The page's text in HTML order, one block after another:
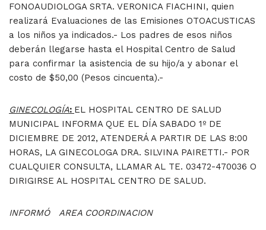
FONOAUDIOLOGA SRTA. VERONICA FIACHINI, quien
realizará Evaluaciones de las Emisiones OTOACUSTICAS
a los niños ya indicados.- Los padres de esos niños
deberán llegarse hasta el Hospital Centro de Salud
para confirmar la asistencia de su hijo/a y abonar el
costo de $50,00 (Pesos cincuenta).-
GINECOLOGÍA: EL HOSPITAL CENTRO DE SALUD
MUNICIPAL INFORMA QUE EL DÍA SABADO 1º DE
DICIEMBRE DE 2012, ATENDERÁ A PARTIR DE LAS 8:00
HORAS, LA GINECOLOGA DRA. SILVINA PAIRETTI.- POR
CUALQUIER CONSULTA, LLAMAR AL TE. 03472-470036 O
DIRIGIRSE AL HOSPITAL CENTRO DE SALUD.
INFORMÓ AREA COORDINACION